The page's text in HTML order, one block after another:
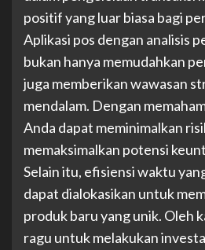
positif yang luar biasa bagi
Aplikasi pos dengan analisis
bukan hanya memudahkan
juga memberikan wawasan
mendalam. Dengan
Anda dapat meminimalkan
memaksimalkan potensi
Selain itu, efisiensi waktu
dapat dialokasikan untuk
produk baru yang unik. Oleh
ragu untuk melakukan